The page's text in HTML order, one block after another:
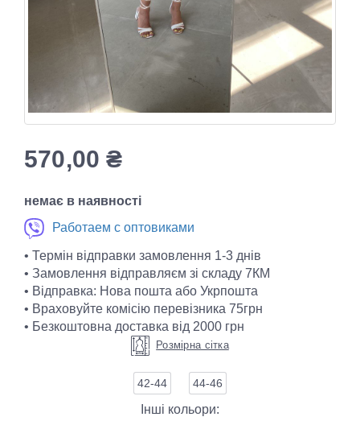
570,00₴
немає в наявності
Работаем с оптовиками
• Термін відправки замовлення 1-3 днів
• Замовлення відправляєм зі складу 7КМ
• Відправка: Нова пошта або Укрпошта
• Враховуйте комісію перевізника 75грн
• Безкоштовна доставка від 2000 грн
Розмірна сітка
42-44 44-46
Інші кольори: